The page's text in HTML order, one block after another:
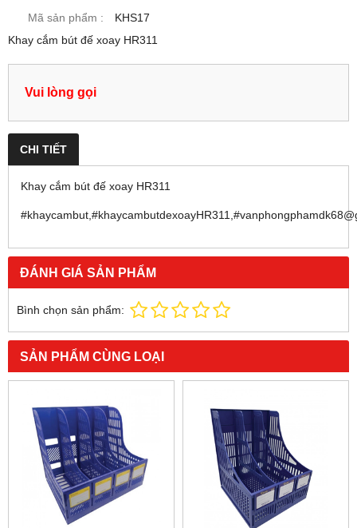
Mã sản phẩm :
KHS17
Khay cắm bút đế xoay HR311
Vui lòng gọi
CHI TIẾT
Khay cắm bút đế xoay HR311
ĐÁNH GIÁ SẢN PHẨM
Bình chọn sản phẩm:
SẢN PHẨM CÙNG LOẠI